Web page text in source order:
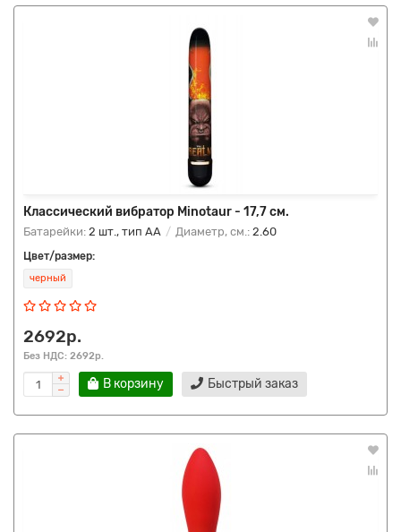
Классический вибратор Minotaur - 17,7 см.
Батарейки: 2 шт., тип AA Диаметр, см.: 2.60
Цвет/размер:
черный
2692р.
Без НДС: 2692р.
В корзину Быстрый заказ